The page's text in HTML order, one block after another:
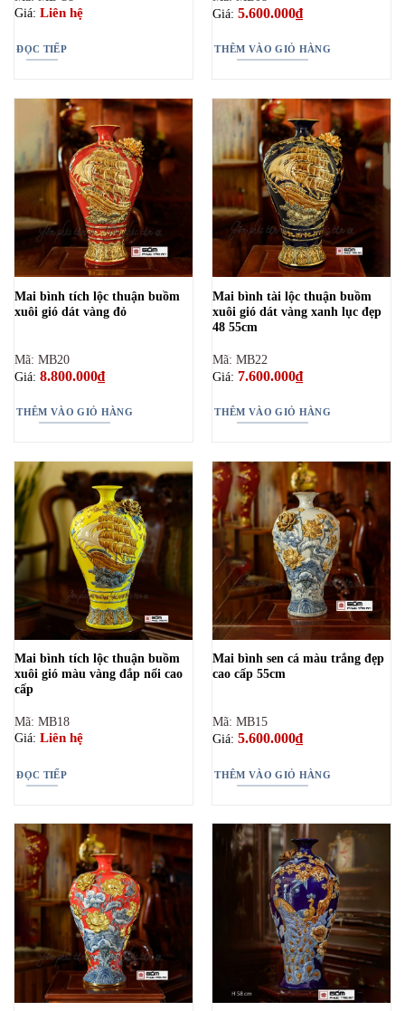
Giá: Liên hệ
ĐỌC TIẾP
Giá: 5.600.000₫
THÊM VÀO GIỎ HÀNG
Mai bình tích lộc thuận buồm
xuôi gió dát vàng đỏ
Mã: MB20
Giá: 8.800.000₫
THÊM VÀO GIỎ HÀNG
Mai bình tài lộc thuận buồm
xuôi gió dát vàng xanh lục đẹp
48 55cm
Mã: MB22
Giá: 7.600.000₫
THÊM VÀO GIỎ HÀNG
Mai bình tích lộc thuận buồm
xuôi gió màu vàng đắp nổi cao
cấp
Mã: MB18
Giá: Liên hệ
ĐỌC TIẾP
Mai bình sen cá màu trắng đẹp
cao cấp 55cm
Mã: MB15
Giá: 5.600.000₫
THÊM VÀO GIỎ HÀNG